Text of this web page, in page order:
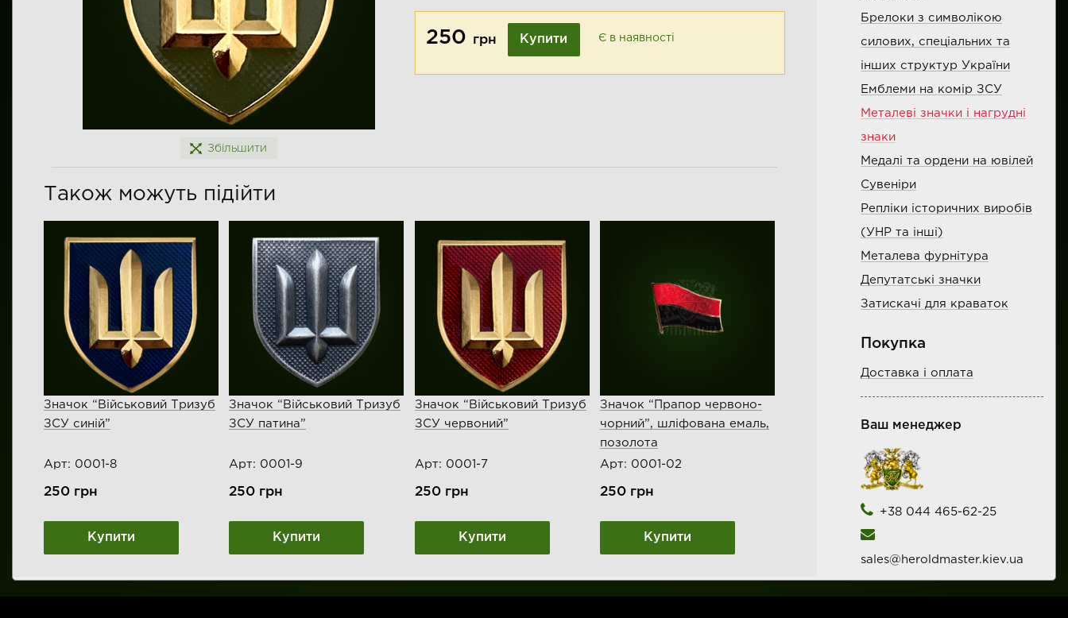
Збільшити
250 грн Купити Є в наявності
Також можуть підійти
Значок “Військовий Тризуб
ЗСУ синій”
Арт: 0001-8
250 грн
Купити
Значок “Військовий Тризуб
ЗСУ патина”
Арт: 0001-9
250 грн
Купити
Значок “Військовий Тризуб
ЗСУ червоний”
Арт: 0001-7
250 грн
Купити
Значок “Прапор червоно-
чорний”, шліфована емаль,
позолота
Арт: 0001-02
250 грн
Купити
Брелоки з символікою
силових, спеціальних та
інших структур України
Емблеми на комір ЗСУ
Металеві значки і нагрудні
знаки
Медалі та ордени на ювілей
Сувенiри
Репліки історичних виробів
(УНР та інші)
Металева фурнітура
Депутатські значки
Затискачі для краваток
Покупка
Доставка і оплата
Ваш менеджер
+38 044 465-62-25
sales@heroldmaster.kiev.ua